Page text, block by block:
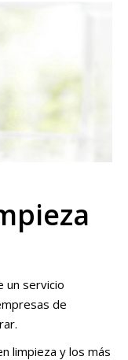
un servicio
de
limpieza y los más